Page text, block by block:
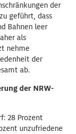
der
geführt, dass
Bahnen leer
als
nehme
der
ab.
der NRW-
28 Prozent
unzufriedene